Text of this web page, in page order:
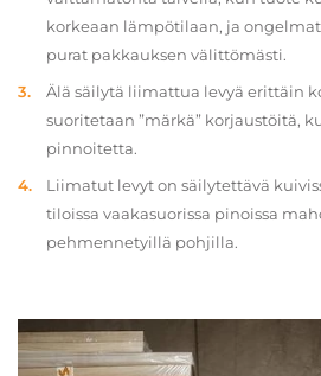
korkeaan lämpötilaan, ja
purat pakkauksen välittömästi.
Älä säilytä liimattua levyä erittäin
suoritetaan ”märkä” korjaustöitä,
pinnoitetta.
Liimatut levyt on säilytettävä
tiloissa vaakasuorissa pinoissa
pehmennetyillä pohjilla.